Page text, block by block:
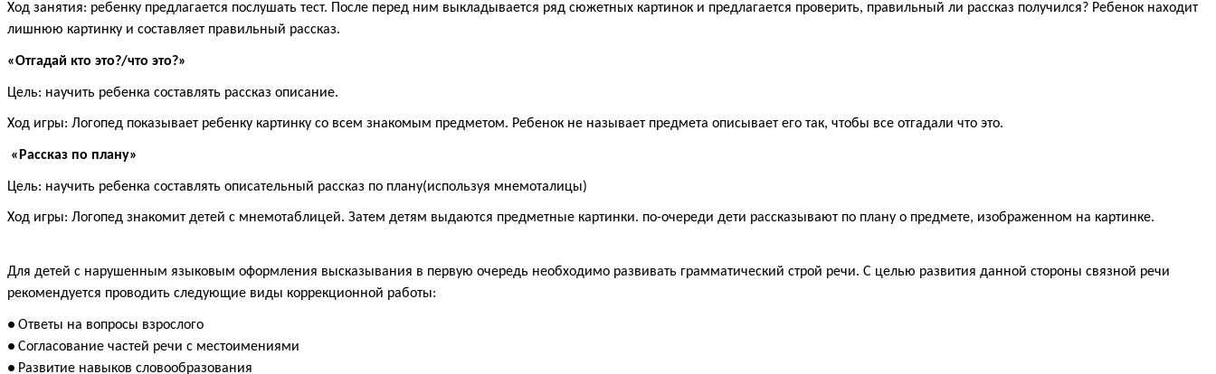
Ход занятия: ребенку предлагается послушать тест. После перед ним выкладывается ряд сюжетных картинок и предлагается проверить, правильный ли рассказ получился? Ребенок находит
лишнюю картинку и составляет правильный рассказ.
«Отгадай кто это?/что это?»
Цель: научить ребенка составлять рассказ описание.
Ход игры: Логопед показывает ребенку картинку со всем знакомым предметом. Ребенок не называет предмета описывает его так, чтобы все отгадали что это.
«Рассказ по плану»
Цель: научить ребенка составлять описательный рассказ по плану(используя мнемоталицы)
Ход игры: Логопед знакомит детей с мнемотаблицей. Затем детям выдаются предметные картинки. по-очереди дети рассказывают по плану о предмете, изображенном на картинке.
Для детей с нарушенным языковым оформления высказывания в первую очередь необходимо развивать грамматический строй речи. С целью развития данной стороны связной речи
рекомендуется проводить следующие виды коррекционной работы:
Ответы на вопросы взрослого
Согласование частей речи с местоимениями
Развитие навыков словообразования